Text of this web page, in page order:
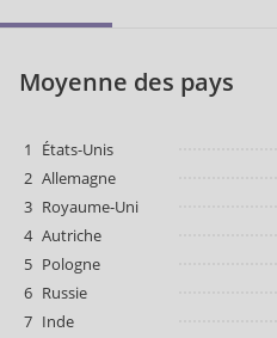
Moyenne des pays
1 États-Unis
2 Allemagne
3 Royaume-Uni
4 Autriche
5 Pologne
6 Russie
7 Inde